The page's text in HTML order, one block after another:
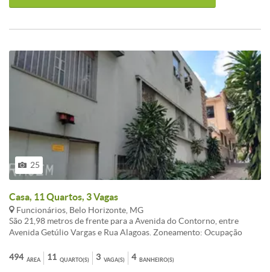
25
Casa, 11 Quartos, 3 Vagas
Funcionários, Belo Horizonte, MG
São 21,98 metros de frente para a Avenida do Contorno, entre
Avenida Getúlio Vargas e Rua Alagoas. Zoneamento: Ocupação
localizada em um dos melhores pontos da Savassi, grande potencial
de investimento, atende a vários tipos de comércio. Térreo: garagem
ÁREA
494 QUARTO(S)
11 VAGA(S)
3 BANHEIRO(S)
4